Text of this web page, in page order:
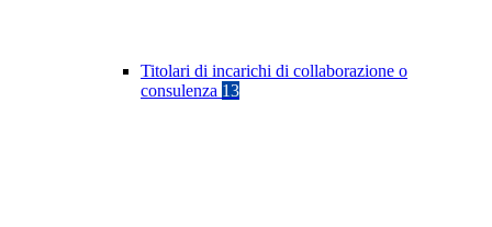
Titolari di incarichi di collaborazione o
consulenza 13